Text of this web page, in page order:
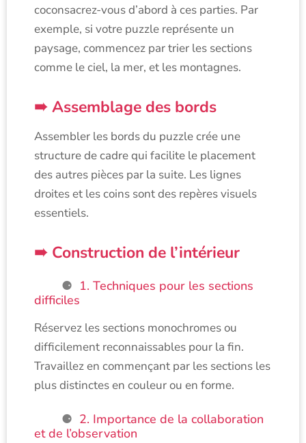
coconsacrez-vous d’abord à ces parties. Par
exemple, si votre puzzle représente un
paysage, commencez par trier les sections
comme le ciel, la mer, et les montagnes.
Assemblage des bords
Assembler les bords du puzzle crée une
structure de cadre qui facilite le placement
des autres pièces par la suite. Les lignes
droites et les coins sont des repères visuels
essentiels.
Construction de l’intérieur
1. Techniques pour les sections
difficiles
Réservez les sections monochromes ou
difficilement reconnaissables pour la fin.
Travaillez en commençant par les sections les
plus distinctes en couleur ou en forme.
2. Importance de la collaboration
et de l’observation